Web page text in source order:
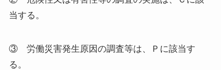
当する。
③ 労働災害発生原因の調査等は、Ｐに該当す
る。